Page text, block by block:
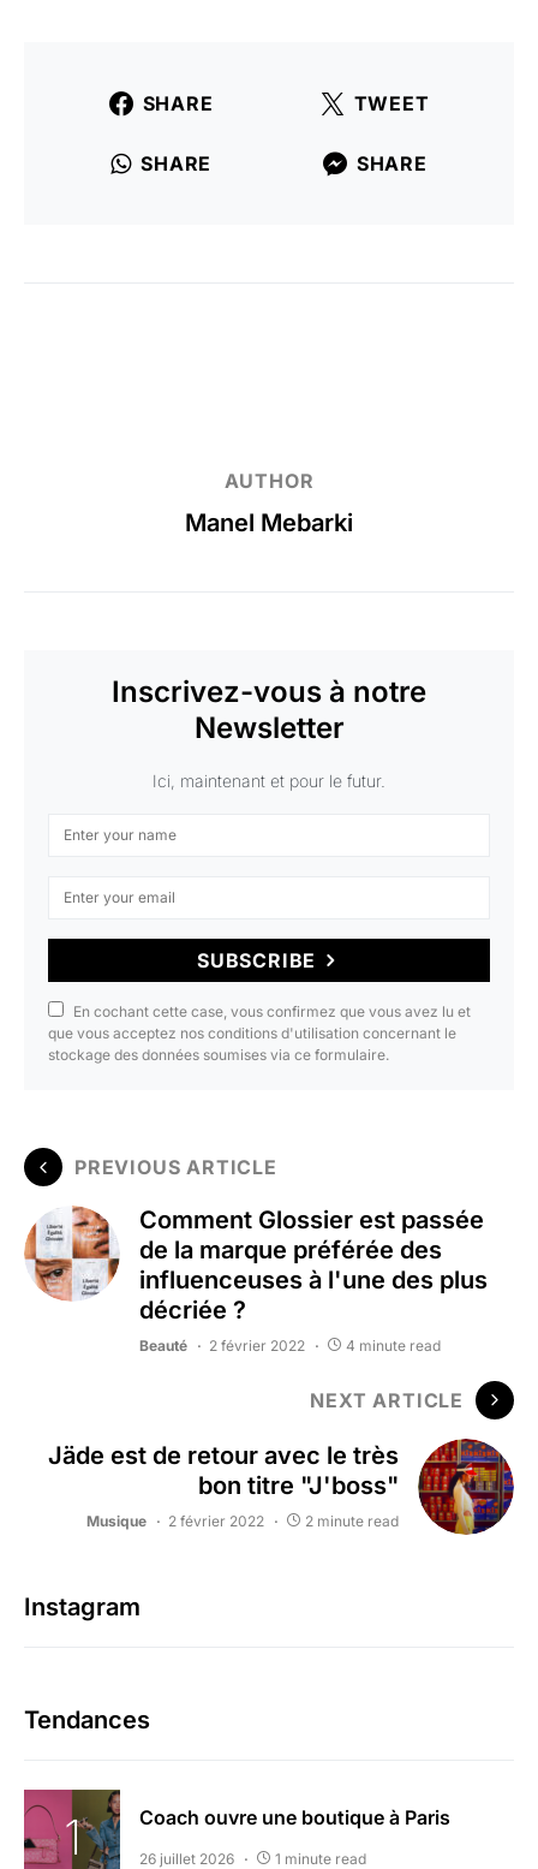
SHARE TWEET
SHARE SHARE
AUTHOR
Manel Mebarki
Inscrivez-vous à notre
Newsletter
Ici, maintenant et pour le futur.
SUBSCRIBE
En cochant cette case, vous confirmez que vous avez lu et
que vous acceptez nos conditions d'utilisation concernant le
stockage des données soumises via ce formulaire.
PREVIOUS ARTICLE
Comment Glossier est passée
de la marque préférée des
influenceuses à l'une des plus
décriée ?
Beauté 2 février 2022 4 minute read
NEXT ARTICLE
Jäde est de retour avec le très
bon titre "J'boss"
Musique 2 février 2022 2 minute read
Instagram
Tendances
Coach ouvre une boutique à Paris
26 juillet 2026 1 minute read